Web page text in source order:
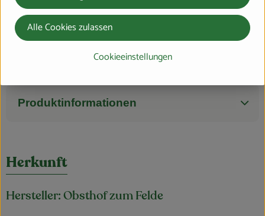
verbreitete Standardsorte. Der Baum hat eine sehr
starkwüchsige, weit ausladende Krone. Er bevorzugt einen
Standort auf schwerem, feuchtem und kalkhaltigem Boden und
ist dann langlebig. Die Sorte ist anfällig für Schorf, Kernhausfäule
Produktinformationen
Herkunft
Hersteller: Obsthof zum Felde
Cookieeinstellungen
Alle Cookies zulassen